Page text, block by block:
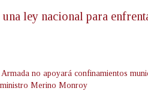
ley nacional para
no apoyará confinamientos
Merino Monroy